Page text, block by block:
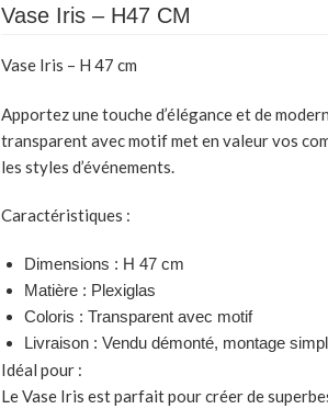
Vase Iris – H47 CM
Vase Iris – H 47 cm
Apportez une touche d’élégance et de
transparent avec motif met en valeur vos
les styles d’événements.
Caractéristiques :
Dimensions : H 47 cm
Matière : Plexiglas
Coloris : Transparent avec motif
Livraison : Vendu démonté, montage
Idéal pour :
Le Vase Iris est parfait pour créer de